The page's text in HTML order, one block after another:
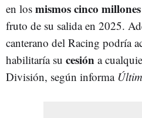
en los mismos cinco millones
fruto de su salida en 2025.
canterano del Racing podría
habilitaría su cesión a
División, según informa